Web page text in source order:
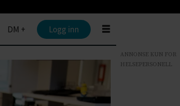
DM + Logg inn
ANNONSE KUN FOR
HELSEPERSONELL